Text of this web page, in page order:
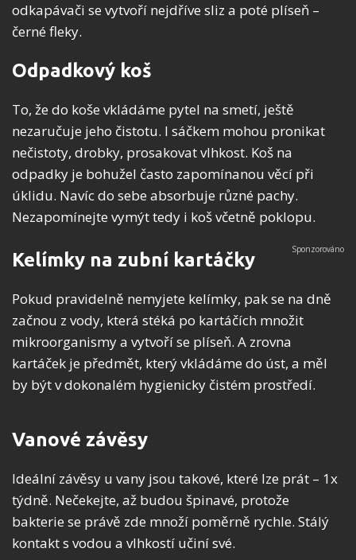
odkapávači se vytvoří nejdříve sliz a poté plíseň –
černé fleky.
Odpadkový koš
To, že do koše vkládáme pytel na smetí, ještě
nezaručuje jeho čistotu. I sáčkem mohou pronikat
nečistoty, drobky, prosakovat vlhkost. Koš na
odpadky je bohužel často zapomínanou věcí při
úklidu. Navíc do sebe absorbuje různé pachy.
Nezapomínejte vymýt tedy i koš včetně poklopu.
Kelímky na zubní kartáčky
Pokud pravidelně nemyjete kelímky, pak se na dně
začnou z vody, která stéká po kartáčích množit
mikroorganismy a vytvoří se plíseň. A zrovna
kartáček je předmět, který vkládáme do úst, a měl
by být v dokonalém hygienicky čistém prostředí.
Vanové závěsy
Ideální závěsy u vany jsou takové, které lze prát – 1x
týdně. Nečekejte, až budou špinavé, protože
bakterie se právě zde množí poměrně rychle. Stálý
kontakt s vodou a vlhkostí učiní své.